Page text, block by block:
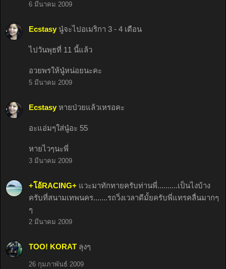
6 มีนาคม 2009
Ecstasy นู๋จะไปอเมริกา 3 - 4 เดือน
ไปวันพุธที่ 11 นี้แล้ว
อวยพรให้นู๋หน่อยนะคะ
5 มีนาคม 2009
Ecstasy หายป่วยแล้วเหรอคะ
อะแอ่มๆใส่นู๋อะ 55
หายไวๆนะพี่
3 มีนาคม 2009
+โอ้RACING+ แวะมาทักทายครับท่านพี่..........เป็นไงบ้าง
ครับที่สนามเทพนคร.......รถวิ่งเวลาดีมั้ยครับพี่แทรคลื่นมากๆ
ๆ
2 มีนาคม 2009
TOO! KORAT ลุงๆ
26 กุมภาพันธ์ 2009